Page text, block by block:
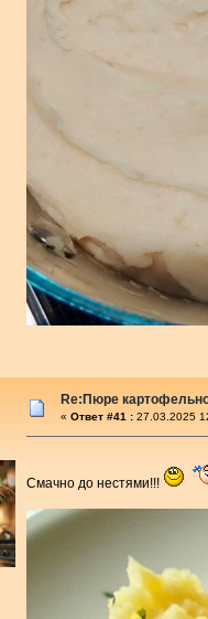
Re:Пюре
« Ответ #41 : 27.03.2025
Смачно до нестями!!!